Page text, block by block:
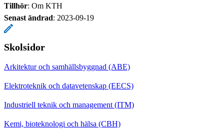
Tillhör: Om KTH
Senast ändrad: 2023-09-19
Skolsidor
Arkitektur och samhällsbyggnad (ABE)
Elektroteknik och datavetenskap (EECS)
Industriell teknik och management (ITM)
Kemi, bioteknologi och hälsa (CBH)